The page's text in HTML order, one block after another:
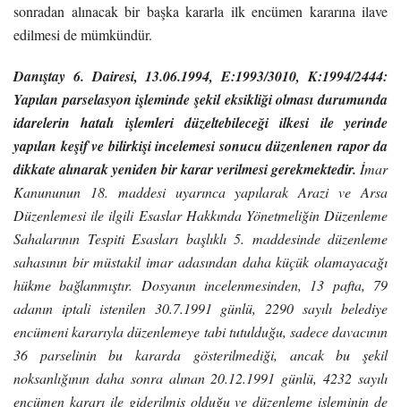
sonradan alınacak bir başka kararla ilk encümen kararına ilave
edilmesi de mümkündür.
Danıştay 6. Dairesi, 13.06.1994, E:1993/3010, K:1994/2444:
Yapılan parselasyon işleminde şekil eksikliği olması durumunda
idarelerin hatalı işlemleri düzeltebileceği ilkesi ile yerinde
yapılan keşif ve bilirkişi incelemesi sonucu düzenlenen rapor da
dikkate alınarak yeniden bir karar verilmesi gerekmektedir. İmar
Kanununun 18. maddesi uyarınca yapılarak Arazi ve Arsa
Düzenlemesi ile ilgili Esaslar Hakkında Yönetmeliğin Düzenleme
Sahalarının Tespiti Esasları başlıklı 5. maddesinde düzenleme
sahasının bir müstakil imar adasından daha küçük olamayacağı
hükme bağlanmıştır. Dosyanın incelenmesinden, 13 pafta, 79
adanın iptali istenilen 30.7.1991 günlü, 2290 sayılı belediye
encümeni kararıyla düzenlemeye tabi tutulduğu, sadece davacının
36 parselinin bu kararda gösterilmediği, ancak bu şekil
noksanlığının daha sonra alınan 20.12.1991 günlü, 4232 sayılı
encümen kararı ile giderilmiş olduğu ve düzenleme işleminin de